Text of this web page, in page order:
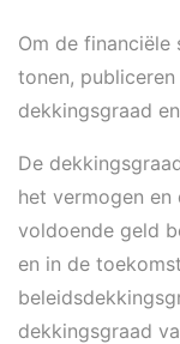
Om de
tonen,
dekkingsgraad
De
het vermogen
voldoende geld
en in de
dekkingsgraad